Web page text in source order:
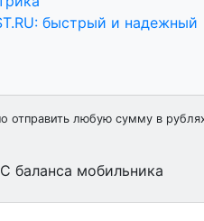
отправить любую сумму в
С баланса мобильника